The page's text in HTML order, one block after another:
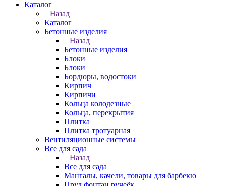
Каталог
Назад
Каталог
Бетонные изделия
Назад
Бетонные изделия
Блоки
Блоки
Бордюры, водостоки
Кирпич
Кирпичи
Кольца колодезные
Кольца, перекрытия
Плитка
Плитка тротуарная
Вентиляционные системы
Все для сада
Назад
Все для сада
Мангалы, качели, товары для барбекю